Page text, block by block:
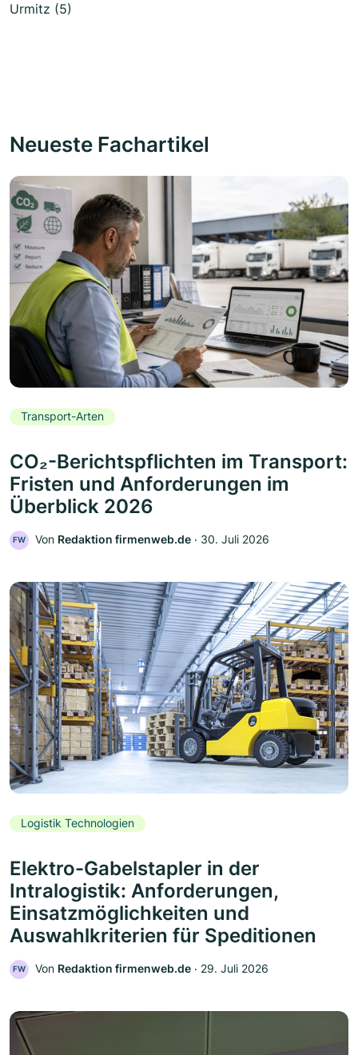
Urmitz (5)
Neueste Fachartikel
Transport-Arten
CO₂-Berichtspflichten im Transport:
Fristen und Anforderungen im
Überblick 2026
FW Von Redaktion firmenweb.de ‧ 30. Juli 2026
Logistik Technologien
Elektro-Gabelstapler in der
Intralogistik: Anforderungen,
Einsatzmöglichkeiten und
Auswahlkriterien für Speditionen
FW Von Redaktion firmenweb.de ‧ 29. Juli 2026